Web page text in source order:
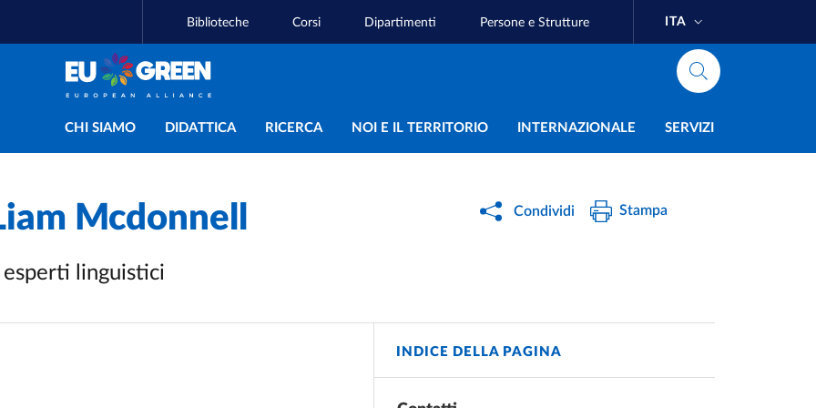
Biblioteche Corsi Dipartimenti Persone e Strutture ITA
Navigazione principale
CHI SIAMO DIDATTICA RICERCA NOI E IL TERRITORIO INTERNAZIONALE SERVIZI
Mcdonnell
linguistici
Condividi Stampa
INDICE DELLA PAGINA